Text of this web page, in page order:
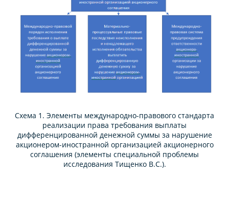
Схема 1. Элементы международно-правового стандарта
реализации права требования выплаты
дифференцированной денежной суммы за нарушение
акционером-иностранной организацией акционерного
соглашения (элементы специальной проблемы
исследования Тищенко В.С.).